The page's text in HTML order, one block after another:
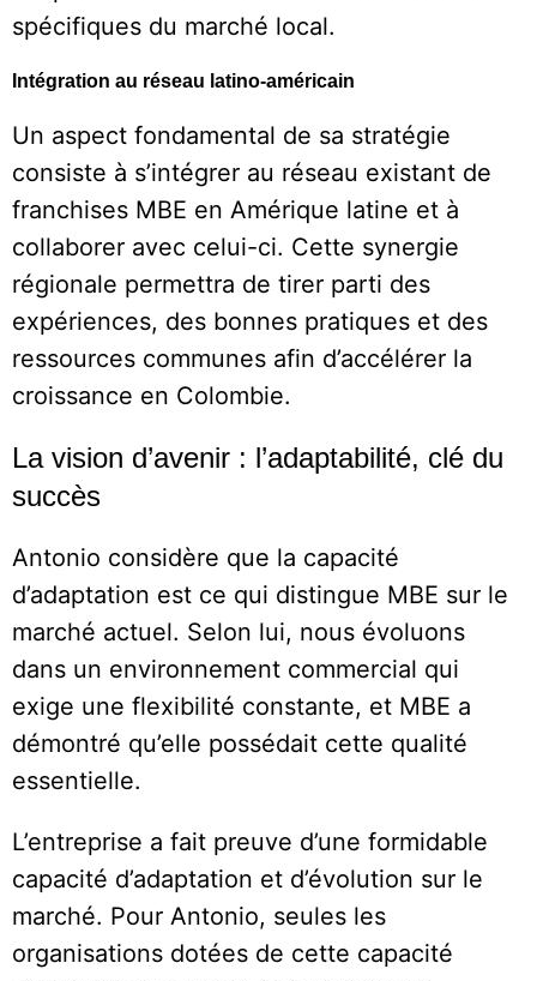
spécifiques du marché local.
Intégration au réseau latino-américain
Un aspect fondamental de sa stratégie
consiste à s’intégrer au réseau existant de
franchises MBE en Amérique latine et à
collaborer avec celui-ci. Cette synergie
régionale permettra de tirer parti des
expériences, des bonnes pratiques et des
ressources communes afin d’accélérer la
croissance en Colombie.
La vision d’avenir : l’adaptabilité, clé du
succès
Antonio considère que la capacité
d’adaptation est ce qui distingue MBE sur le
marché actuel. Selon lui, nous évoluons
dans un environnement commercial qui
exige une flexibilité constante, et MBE a
démontré qu’elle possédait cette qualité
essentielle.
L’entreprise a fait preuve d’une formidable
capacité d’adaptation et d’évolution sur le
marché. Pour Antonio, seules les
organisations dotées de cette capacité